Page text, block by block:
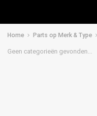
Home Parts op Merk & Type
Geen categorieën gevonden...